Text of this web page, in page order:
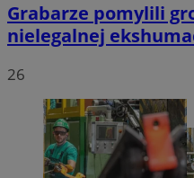
Grabarze pomylili
nielegalnej
26